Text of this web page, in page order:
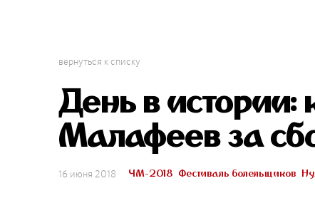
вернуться к списку
День в истории:
Малафеев за
16 июня 2018 ЧМ-2018 Фестиваль болельщиков